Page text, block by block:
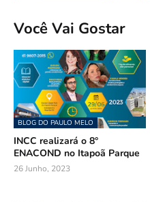
Você Vai Gostar
BLOG DO PAULO MELO
INCC realizará o 8°
ENACOND no Itapoã Parque
26 Junho, 2023